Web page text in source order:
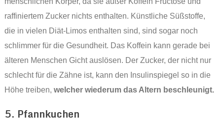
raffiniertem Zucker nichts enthalten. Künstliche Süßstoffe,
die in vielen Diät-Limos enthalten sind, sind sogar noch
schlimmer für die Gesundheit. Das Koffein kann gerade bei
älteren Menschen Gicht auslösen. Der Zucker, der nicht nur
schlecht für die Zähne ist, kann den Insulinspiegel so in die
Höhe treiben, welcher wiederum das Altern beschleunigt.
5. Pfannkuchen